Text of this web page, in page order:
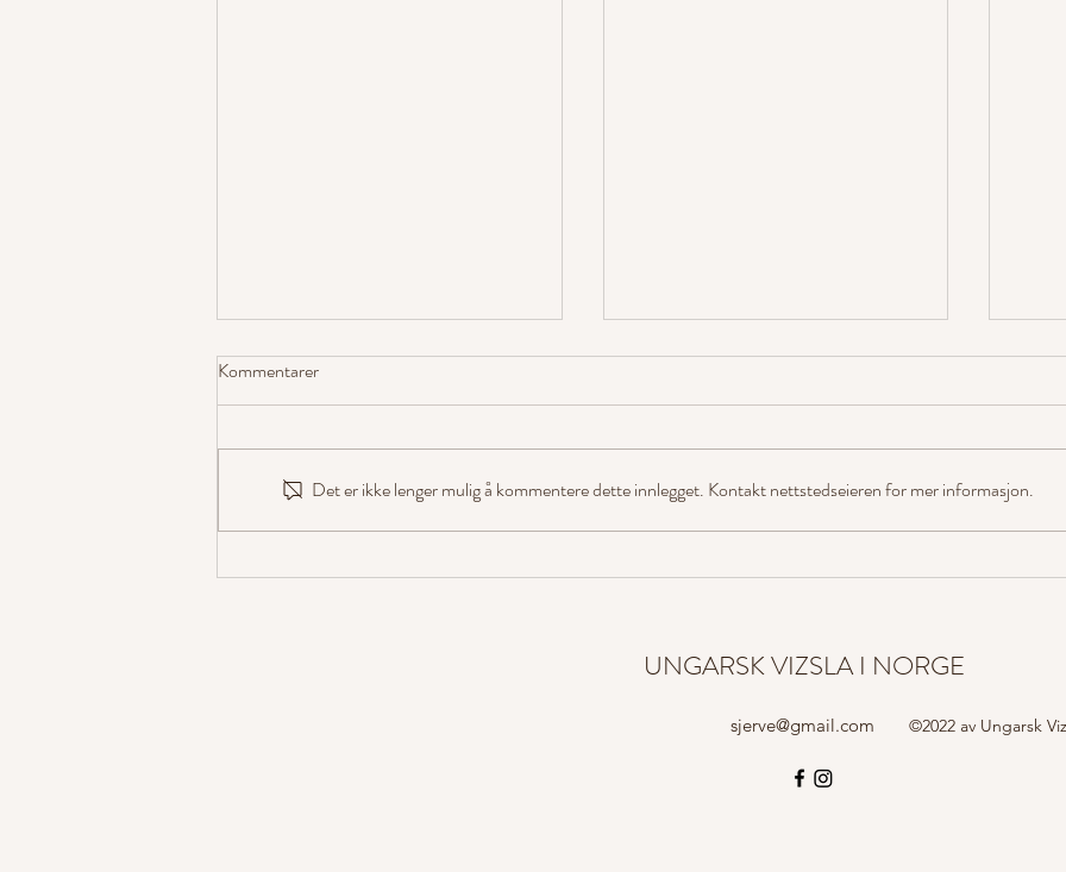
godkjent avlshund!
samme prøve!
Kommentarer
Det er ikke lenger mulig å kommentere dette innlegget. Kontakt nettstedseieren for mer informasjon.
UNGARSK VIZSLA I NORGE
sjerve@gmail.com ©2022 av Ungarsk